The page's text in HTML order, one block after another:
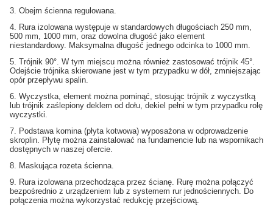
3. Obejm ścienna regulowana.
4. Rura izolowana występuje w standardowych długościach 250 mm,
500 mm, 1000 mm, oraz dowolna długość jako element
niestandardowy. Maksymalna długość jednego odcinka to 1000 mm.
5. Trójnik 90°. W tym miejscu można również zastosować trójnik 45°.
Odejście trójnika skierowane jest w tym przypadku w dół, zmniejszając
opór przepływu spalin.
6. Wyczystka, element można pominąć, stosując trójnik z wyczystką
lub trójnik zaślepiony deklem od dołu, dekiel pełni w tym przypadku rolę
wyczystki.
7. Podstawa komina (płyta kotwowa) wyposażona w odprowadzenie
skroplin. Płytę można zainstalować na fundamencie lub na wspornikach
dostępnych w naszej ofercie.
8. Maskująca rozeta ścienna.
9. Rura izolowana przechodząca przez ścianę. Rurę można połączyć
bezpośrednio z urządzeniem lub z systemem rur jednościennych. Do
połączenia można wykorzystać redukcję przejściową.